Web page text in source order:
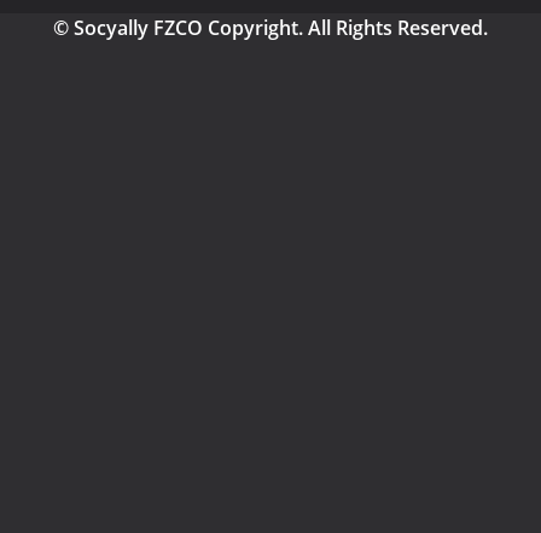
© Socyally FZCO Copyright. All Rights Reserved.